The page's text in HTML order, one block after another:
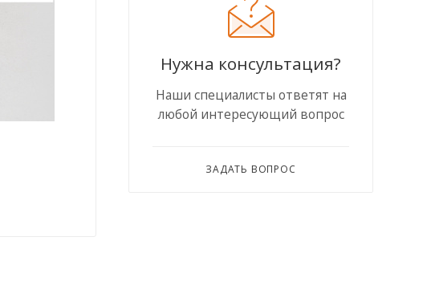
Нужна консультация?
Наши специалисты ответят на
любой интересующий вопрос
ЗАДАТЬ ВОПРОС